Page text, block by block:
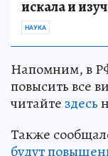
искала и
НАУКА
Напомним, в
повысить все
читайте здесь
Также
будут